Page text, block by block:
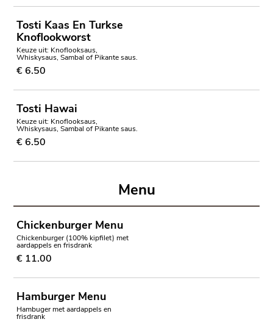
Tosti Kaas En Turkse
Knoflookworst
Keuze uit: Knoflooksaus,
Whiskysaus, Sambal of Pikante saus.
€ 6.50
Tosti Hawai
Keuze uit: Knoflooksaus,
Whiskysaus, Sambal of Pikante saus.
€ 6.50
Menu
Chickenburger Menu
Chickenburger (100% kipfilet) met
aardappels en frisdrank
€ 11.00
Hamburger Menu
Hambuger met aardappels en
frisdrank